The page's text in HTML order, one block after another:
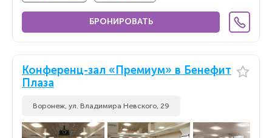
БРОНИРОВАТЬ
Конференц-зал «Премиум» в Бенефит
Плаза
Воронеж, ул. Владимира Невского, 29